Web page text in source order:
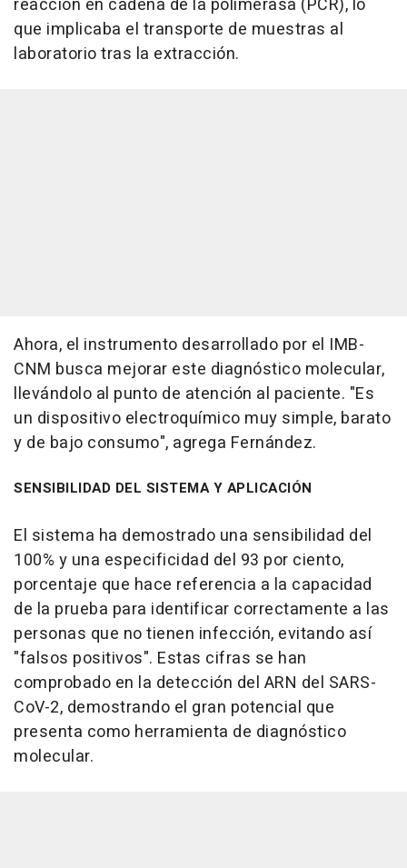
reacción en cadena de la polimerasa (PCR), lo
que implicaba el transporte de muestras al
laboratorio tras la extracción.
Ahora, el instrumento desarrollado por el IMB-
CNM busca mejorar este diagnóstico molecular,
llevándolo al punto de atención al paciente. "Es
un dispositivo electroquímico muy simple, barato
y de bajo consumo", agrega Fernández.
SENSIBILIDAD DEL SISTEMA Y APLICACIÓN
El sistema ha demostrado una sensibilidad del
100% y una especificidad del 93 por ciento,
porcentaje que hace referencia a la capacidad
de la prueba para identificar correctamente a las
personas que no tienen infección, evitando así
"falsos positivos". Estas cifras se han
comprobado en la detección del ARN del SARS-
CoV-2, demostrando el gran potencial que
presenta como herramienta de diagnóstico
molecular.